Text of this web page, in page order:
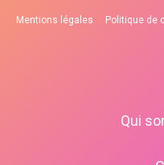
Mentions légales Politique de
Qui